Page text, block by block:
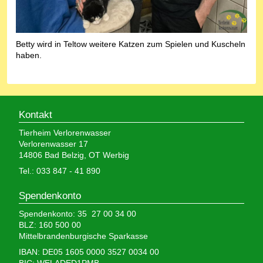
Betty wird in Teltow weitere Katzen zum Spielen und Kuscheln
haben.
Kontakt
Tierheim Verlorenwasser
Verlorenwasser 17
14806 Bad Belzig, OT Werbig
Tel.: 033 847 - 41 890
Spendenkonto
Spendenkonto: 35 27 00 34 00
BLZ: 160 500 00
Mittelbrandenburgische Sparkasse
IBAN: DE05 1605 0000 3527 0034 00